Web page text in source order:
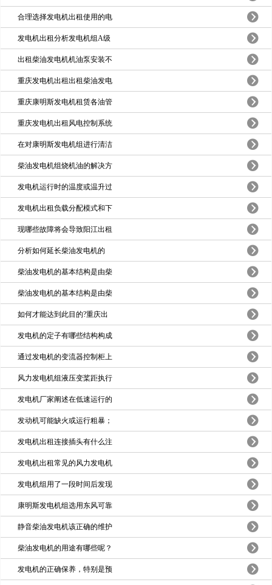
合理选择发电机出租使用的电
发电机出租分析发电机组A级
出租柴油发电机机油泵安装不
重庆发电机出租出租柴油发电
重庆康明斯发电机租赁各油管
重庆发电机出租风电控制系统
在对康明斯发电机组进行清洁
柴油发电机组烧机油的解决方
发电机运行时的温度或温升过
发电机出租负载分配模式和下
现哪些故障将会导致阳江出租
​分析如何延长柴油发电机的
柴油发电机的基本结构是由柴
柴油发电机的基本结构是由柴
如何才能达到此目的?重庆出
发电机的定子有哪些结构构成
通过发电机的变流器控制柜上
风力发电机组液压变桨距执行
发电机厂家阐述在低速运行的
发动机可能缺火或运行粗暴；
发电机出租连接插头有什么注
发电机出租常见的风力发电机
发电机组用了一段时间后发现
康明斯发电机组选用东风可靠
静音柴油发电机该正确的维护
柴油发电机的用途有哪些呢？
发电机的正确保养，特别是预